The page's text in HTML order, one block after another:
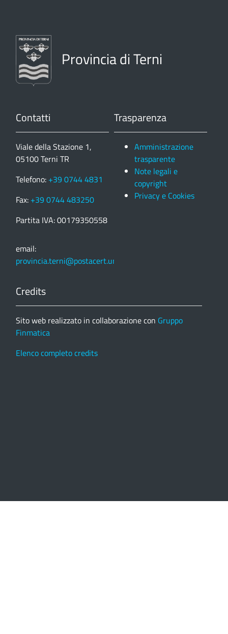
Provincia di Terni
Contatti
Viale della Stazione 1,
05100 Terni TR
Telefono: +39 0744 4831
Fax: +39 0744 483250
Partita IVA: 00179350558
email:
provincia.terni@postacert.umbria.it
Trasparenza
Amministrazione
trasparente
Note legali e
copyright
Privacy e Cookies
Credits
Sito web realizzato in collaborazione con Gruppo
Finmatica
Elenco completo credits